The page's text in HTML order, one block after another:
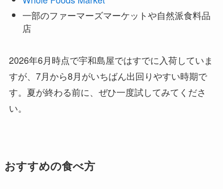
一部のファーマーズマーケットや自然派食料品
店
2026年6月時点で宇和島屋ではすでに入荷していま
すが、7月から8月がいちばん出回りやすい時期で
す。夏が終わる前に、ぜひ一度試してみてくださ
い。
おすすめの食べ方